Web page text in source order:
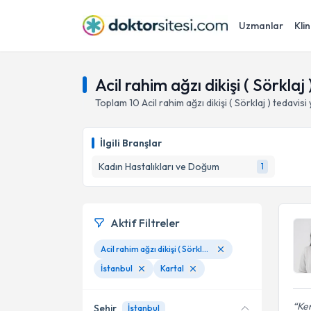
Uzmanlar
Acil rahim ağzı dikişi (
Toplam 10 Acil rahim ağzı dikişi ( Sörklaj ) tedavisi
İlgili Branşlar
Kadın Hastalıkları ve Doğum
1
Aktif Filtreler
Acil rahim ağzı dikişi ( Sörklaj )
İstanbul
Kartal
Şehir İstanbul